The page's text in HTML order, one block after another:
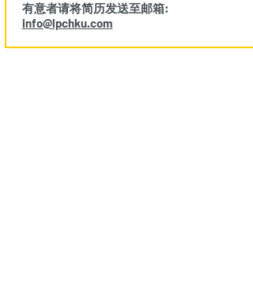
有意者请将简历发送至邮箱:
info@lpchku.com